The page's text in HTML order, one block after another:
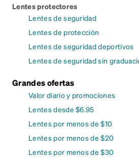
Lentes protectores
Lentes de seguridad
Lentes de protección
Lentes de seguridad deportivos
Lentes de seguridad sin
Grandes ofertas
Valor diario y promociones
Lentes desde $6.95
Lentes por menos de $10
Lentes por menos de $20
Lentes por menos de $30